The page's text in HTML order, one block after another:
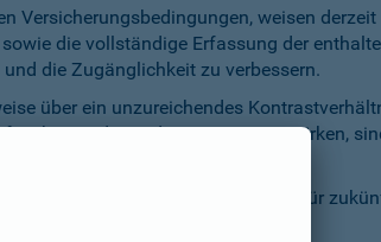
Versicherungsbedingungen, weisen
die vollständige Erfassung der
die Zugänglichkeit zu verbessern.
über ein unzureichendes
sind. Um dem entgegenzuwirken,
ihre Zugänglichkeit einschränkt. Für